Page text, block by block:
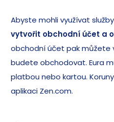
Abyste mohli využívat
vytvořit obchodní účet a
obchodní účet pak můžete
budete obchodovat. Eura
platbou nebo kartou.
aplikaci Zen.com.